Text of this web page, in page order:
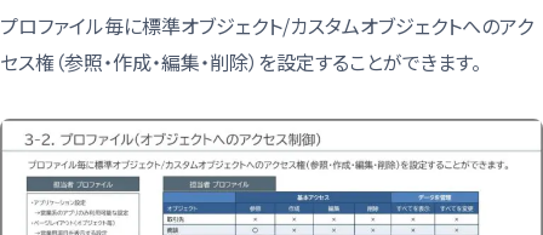
プロファイル毎に標準オブジェクト/カスタムオブジェクトへのアク
セス権（参照・作成・編集・削除）を設定することができます。